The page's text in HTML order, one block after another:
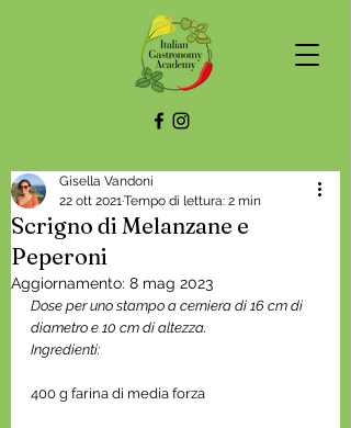
Scrigno di Melanzane e
Peperoni
Gisella Vandoni
22 ott 2021Tempo di lettura: 2 min
Aggiornamento: 8 mag 2023
Dose per uno stampo a cerniera di 16 cm di
diametro e 10 cm di altezza.
Ingredienti:
400 g farina di media forza